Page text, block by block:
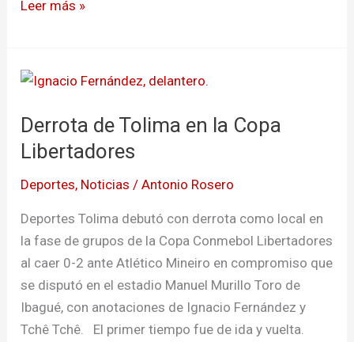
Leer más »
Derrota de Tolima en la Copa
Libertadores
Deportes, Noticias /Antonio Rosero
Deportes Tolima debutó con derrota como local en
la fase de grupos de la Copa Conmebol Libertadores
al caer 0-2 ante Atlético Mineiro en compromiso que
se disputó en el estadio Manuel Murillo Toro de
Ibagué, con anotaciones de Ignacio Fernández y
Tchê Tchê. El primer tiempo fue de ida y vuelta.
Derrota
Tolima
en
Copa
Libertadores